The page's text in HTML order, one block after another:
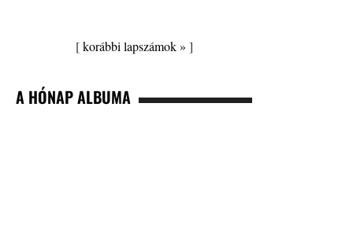
[korábbi lapszámok » ]
A HÓNAP ALBUMA